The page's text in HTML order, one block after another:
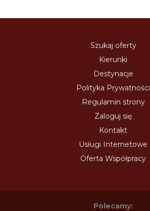
Szukaj oferty
Kierunki
Destynacje
Polityka Prywatności
Regulamin strony
Zaloguj się
Kontakt
Usługi Internetowe
Oferta Współpracy
Polecamy: